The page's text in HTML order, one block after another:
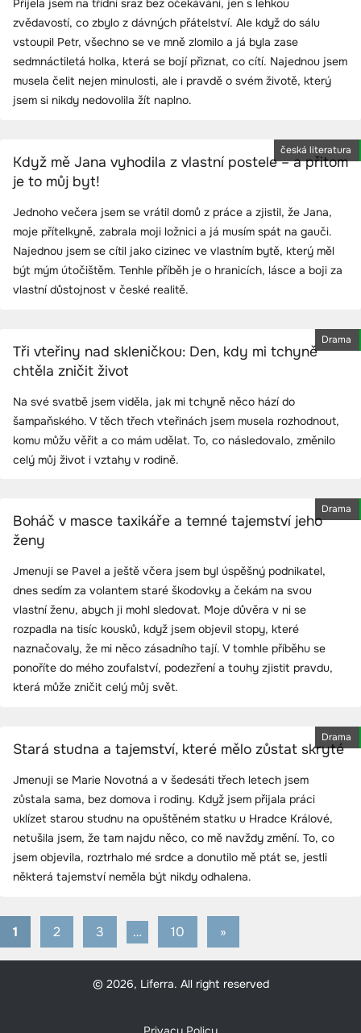
Přijela jsem na třídní sraz bez očekávání, jen s lehkou
zvědavostí, co zbylo z dávných přátelství. Ale když do sálu
vstoupil Petr, všechno se ve mně zlomilo a já byla zase
sedmnáctiletá holka, která se bojí přiznat, co cítí. Najednou jsem
musela čelit nejen minulosti, ale i pravdě o svém životě, který
jsem si nikdy nedovolila žít naplno.
česká literatura
Když mě Jana vyhodila z vlastní postele – a přitom
je to můj byt!
Jednoho večera jsem se vrátil domů z práce a zjistil, že Jana,
moje přítelkyně, zabrala moji ložnici a já musím spát na gauči.
Najednou jsem se cítil jako cizinec ve vlastním bytě, který měl
být mým útočištěm. Tenhle příběh je o hranicích, lásce a boji za
vlastní důstojnost v české realitě.
Drama
Tři vteřiny nad skleničkou: Den, kdy mi tchyně
chtěla zničit život
Na své svatbě jsem viděla, jak mi tchyně něco hází do
šampaňského. V těch třech vteřinách jsem musela rozhodnout,
komu můžu věřit a co mám udělat. To, co následovalo, změnilo
celý můj život i vztahy v rodině.
Drama
Boháč v masce taxikáře a temné tajemství jeho
ženy
Jmenuji se Pavel a ještě včera jsem byl úspěšný podnikatel,
dnes sedím za volantem staré škodovky a čekám na svou
vlastní ženu, abych ji mohl sledovat. Moje důvěra v ni se
rozpadla na tisíc kousků, když jsem objevil stopy, které
naznačovaly, že mi něco zásadního tají. V tomhle příběhu se
ponoříte do mého zoufalství, podezření a touhy zjistit pravdu,
která může zničit celý můj svět.
Drama
Stará studna a tajemství, které mělo zůstat skryté
Jmenuji se Marie Novotná a v šedesáti třech letech jsem
zůstala sama, bez domova i rodiny. Když jsem přijala práci
uklízet starou studnu na opuštěném statku u Hradce Králové,
netušila jsem, že tam najdu něco, co mě navždy změní. To, co
jsem objevila, roztrhalo mé srdce a donutilo mě ptát se, jestli
některá tajemství neměla být nikdy odhalena.
Stránkování
příspěvků
1 2 3 … 10
Next
»
© 2026, Liferra. All right reserved